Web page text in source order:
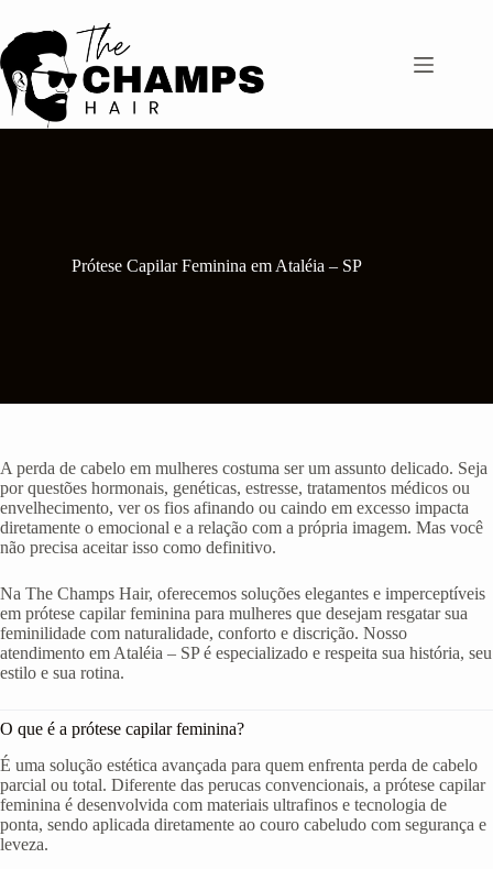
para
o
conteúdo
Prótese Capilar Feminina em Ataléia – SP
A perda de cabelo em mulheres costuma ser um assunto delicado. Seja
por questões hormonais, genéticas, estresse, tratamentos médicos ou
envelhecimento, ver os fios afinando ou caindo em excesso impacta
diretamente o emocional e a relação com a própria imagem. Mas você
não precisa aceitar isso como definitivo.
Na The Champs Hair, oferecemos soluções elegantes e imperceptíveis
em prótese capilar feminina para mulheres que desejam resgatar sua
feminilidade com naturalidade, conforto e discrição. Nosso
atendimento em Ataléia – SP é especializado e respeita sua história, seu
estilo e sua rotina.
O que é a prótese capilar feminina?
É uma solução estética avançada para quem enfrenta perda de cabelo
parcial ou total. Diferente das perucas convencionais, a prótese capilar
feminina é desenvolvida com materiais ultrafinos e tecnologia de
ponta, sendo aplicada diretamente ao couro cabeludo com segurança e
leveza.